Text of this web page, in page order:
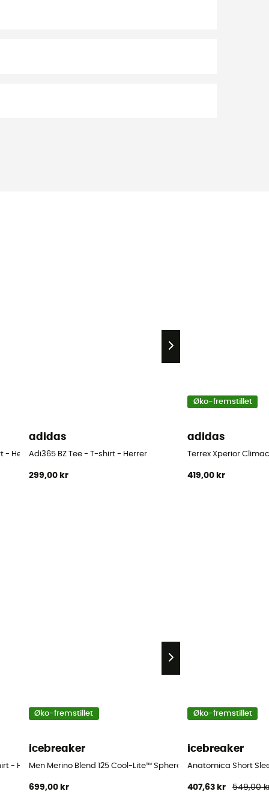
- Herrer
adidas
Adi365 BZ Tee - T-shirt - Herrer
299,00 kr
Øko-fremstillet
adidas
Terrex Xperior
419,00 kr
- Herrer
Øko-fremstillet
icebreaker
Men Merino Blend 125 Cool-Lite™ Sphere LS Tee Colour Block -
699,00 kr
Øko-fremstillet
icebreaker
Anatomica Short
407,63 kr 549,00